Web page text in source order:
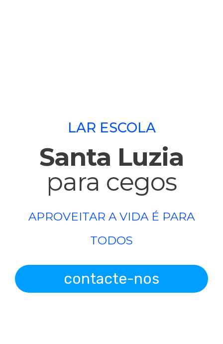
LAR ESCOLA
Santa Luzia
para cegos
APROVEITAR A VIDA É PARA
TODOS
contacte-nos